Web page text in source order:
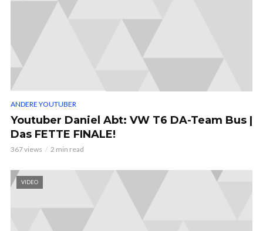
ANDERE YOUTUBER
Youtuber Daniel Abt: VW T6 DA-Team Bus |
Das FETTE FINALE!
367 views 2 min read
VIDEO